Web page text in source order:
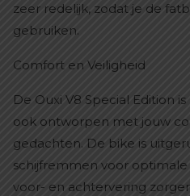
zeer redelijk, zodat je de
gebruiken.
Comfort en Veiligheid
De Ouxi V8 Special Edition
ook ontworpen met jouw
gedachten. De bike is
schijfremmen voor
voor- en achtervering